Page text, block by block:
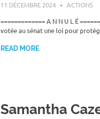
11 DÉCEMBRE 2024 ROGER
ACTIONS
============= A N N U L É
votée au sénat une loi pour
READ MORE
Samantha